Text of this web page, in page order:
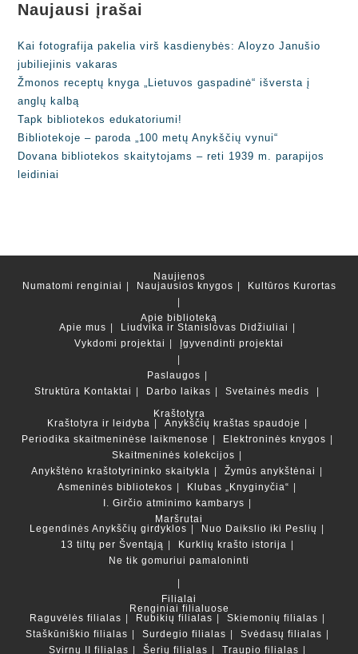
Naujausi įrašai
Kai fotografija pakelia virš kasdienybės: Aloyzo Janušio
jubiliejinis vakaras
Žmonos receptų knyga „Lietuvos gaspadinė“ išversta į
anglų kalbą
Tapk bibliotekos edukatoriumi!
Bibliotekoje – paroda „100 metų Anykščių vynui“
Dovana bibliotekos skaitytojams – reti 1939 m. parapijos
leidiniai
Naujienos
Numatomi renginiai
Naujausios knygos Kultūros Kurortas
Apie biblioteką
Apie mus
Liudvika ir Stanislovas Didžiuliai
Vykdomi projektai
Įgyvendinti projektai
Paslaugos
Struktūra Kontaktai Darbo laikas
Svetainės medis
Kraštotyra
Kraštotyra ir leidyba
Anykščių kraštas spaudoje
Periodika skaitmeninėse laikmenose
Elektroninės knygos
Skaitmeninės kolekcijos
Anykštėno kraštotyrininko skaitykla
Žymūs anykštėnai
Asmeninės bibliotekos
Klubas „Knyginyčia“
I. Girčio atminimo kambarys
Maršrutai
Legendinės Anykščių girdyklos
Nuo Daikslio iki Peslių
13 tiltų per Šventąją
Kurklių krašto istorija
Ne tik gomuriui pamaloninti
Filialai
Renginiai filialuose
Raguvėlės filialas
Rubikių filialas
Skiemonių filialas
Staškūniškio filialas
Surdegio filialas
Svėdasų filialas
Svirnų II filialas
Šerių filialas Traupio filialas